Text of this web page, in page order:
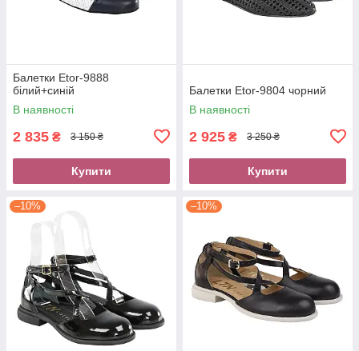
Балетки Etor-9888
білий+синій
В наявності
2 835 ₴ 3 150 ₴
Купити
Балетки Etor-9804 чорний
В наявності
2 925 ₴ 3 250 ₴
Купити
–10% –10%